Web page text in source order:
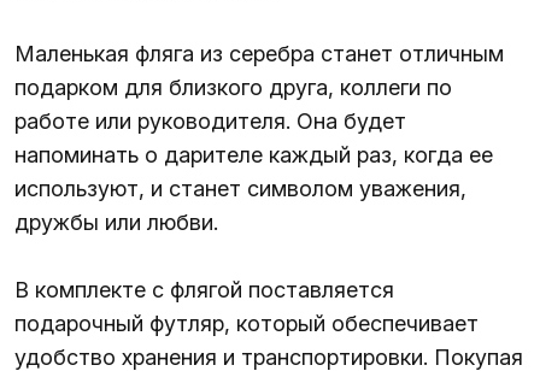
Маленькая фляга из серебра станет отличным
подарком для близкого друга, коллеги по
работе или руководителя. Она будет
напоминать о дарителе каждый раз, когда ее
используют, и станет символом уважения,
дружбы или любви.
В комплекте с флягой поставляется
подарочный футляр, который обеспечивает
удобство хранения и транспортировки. Покупая